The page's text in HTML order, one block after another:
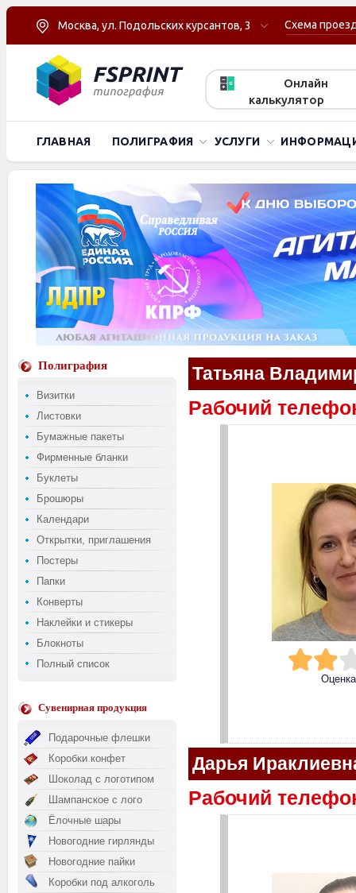
Москва, ул. Подольских курсантов, 3 Схема
Онлайн
калькулятор
ГЛАВНАЯ ПОЛИГРАФИЯ УСЛУГИ
Полиграфия
Визитки
Листовки
Бумажные пакеты
Фирменные бланки
Буклеты
Брошюры
Календари
Открытки, приглашения
Постеры
Папки
Конверты
Наклейки и стикеры
Блокноты
Полный список
Сувенирная продукция
Подарочные флешки
Коробки конфет
Шоколад с логотипом
Шампанское с лого
Ёлочные шары
Новогодние гирлянды
Новогодние пайки
Коробки под алкоголь
Татьяна
Рабочий
Дарья
Рабочий